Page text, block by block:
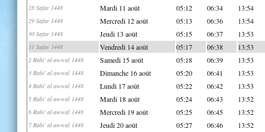
28 Safar 1448 Mardi 11 août 05:12 06:34 13:54
29 Safar 1448 Mercredi 12 août 05:13 06:36 13:54
30 Safar 1448 Jeudi 13 août 05:15 06:37 13:53
31 Safar 1448 Vendredi 14 août 05:17 06:38 13:53
2 Rabi' al-awwal 1448 Samedi 15 août 05:18 06:39 13:53
3 Rabi' al-awwal 1448 Dimanche 16 août 05:20 06:41 13:53
4 Rabi' al-awwal 1448 Lundi 17 août 05:22 06:42 13:53
5 Rabi' al-awwal 1448 Mardi 18 août 05:24 06:43 13:52
6 Rabi' al-awwal 1448 Mercredi 19 août 05:25 06:45 13:52
7 Rabi' al-awwal 1448 Jeudi 20 août 05:27 06:46 13:52